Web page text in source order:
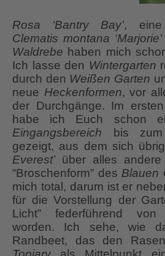
Rosa ‘Bantry Bay’,
Clematis montana ‘Marjorie’
Waldrebe haben mich
Ich lasse den Wintergarten
durch den Weißen Garten
neue Heckenformen, vor
der Durchgänge. Im ersten
habe ich Euch schon
Eingangsbereich bis
gezeigt, aus dem sich
Everest’über alles andere
“Broschenform” des Blauen
mich total, darum ist er
für die Vorstellung der
Licht” federführend
worden. Ich sehe, wie
Randbeet, das den